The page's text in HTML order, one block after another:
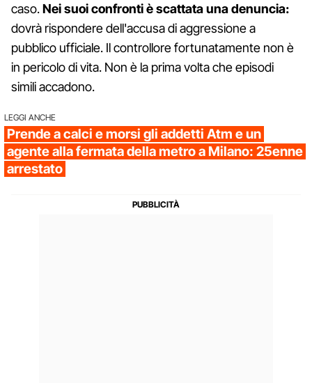
caso.Nei suoi confronti è scattata una denuncia:
dovrà rispondere dell'accusa di aggressione a
pubblico ufficiale. Il controllore fortunatamente non è
in pericolo di vita. Non è la prima volta che episodi
simili accadono.
LEGGI ANCHE
Prende a calci e morsi gli addetti Atm e un
agente alla fermata della metro a Milano: 25enne
arrestato